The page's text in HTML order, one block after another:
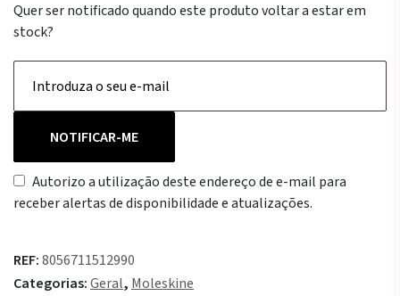
Quer ser notificado quando este produto voltar a estar em
stock?
NOTIFICAR-ME
Autorizo a utilização deste endereço de e-mail para
receber alertas de disponibilidade e atualizações.
REF:8056711512990
Categorias:Geral, Moleskine